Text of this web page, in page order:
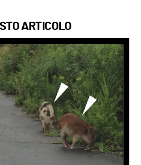
ARTICOLO